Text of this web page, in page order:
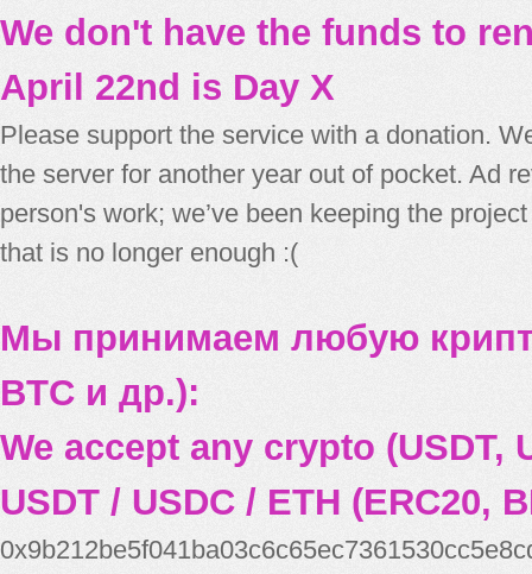
We don't have the funds to
April 22nd is Day X
Please support the service with a donation.
the server for another year out of pocket. Ad
person's work; we’ve been keeping the
that is no longer enough :(
Мы принимаем любую
BTC и др.):
We accept any crypto (USDT,
USDT / USDC / ETH (ERC20,